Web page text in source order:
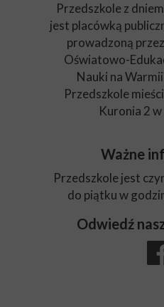
Przedszkole z
jest placówką
prowadzoną
Oświatowo-
Nauki na
Przedszkole
Kuronia 2
Odwiedź
Ważne
Przedszkole jest
do piątku w